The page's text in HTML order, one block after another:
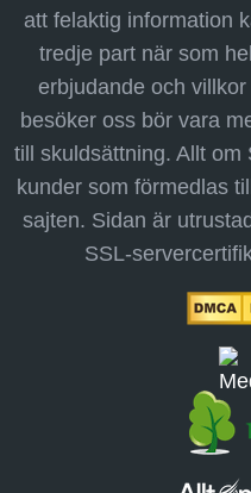
att felaktig information
tredje part när som
erbjudande och
besöker oss bör vara
till skuldsättning. Allt om
kunder som förmedlas
sajten. Sidan är
SSL-